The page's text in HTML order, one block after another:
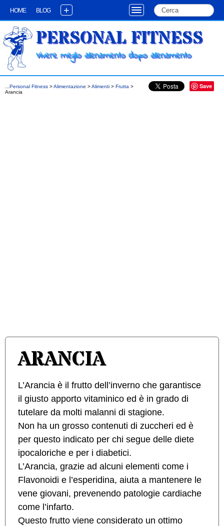
HOME BLOG +
PERSONAL FITNESS
Vivere meglio allenamento dopo allenamento
Save
Personal Fitness >Alimentazione >Alimenti > Frutta >
Arancia
ARANCIA
L’Arancia è il frutto dell’inverno che garantisce
il giusto apporto vitaminico ed è in grado di
tutelare da molti malanni di stagione.
Non ha un grosso contenuti di zuccheri ed è
per questo indicato per chi segue delle diete
ipocaloriche e per i diabetici.
L’Arancia, grazie ad alcuni elementi come i
Flavonoidi e l’esperidina, aiuta a mantenere le
vene giovani, prevenendo patologie cardiache
come l’infarto.
Questo frutto viene considerato un ottimo